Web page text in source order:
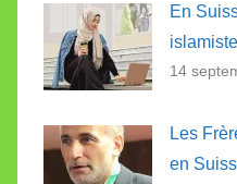
En
14
Les
en